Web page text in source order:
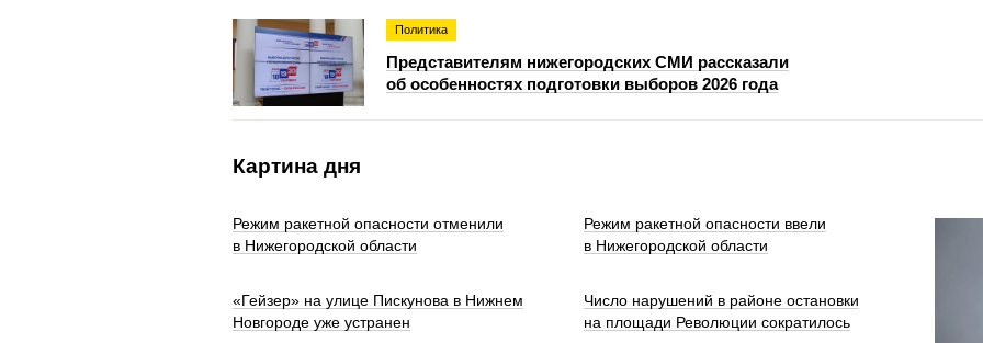
Политика
Представителям нижегородских СМИ рассказали
об особенностях подготовки выборов 2026 года
Картина дня
Режим ракетной опасности отменили
в Нижегородской области
Режим ракетной опасности ввели
в Нижегородской области
«Гейзер» на улице Пискунова в Нижнем
Новгороде уже устранен
Число нарушений в районе остановки
на площади Революции сократилось